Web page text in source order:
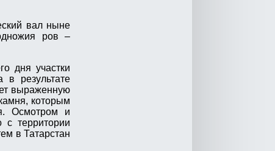
вал ныне
ров –
дня участки
в результате
выраженную
которым
Осмотром и
с территории
в Татарстан